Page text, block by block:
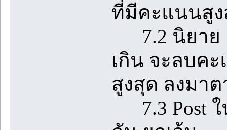
ที่มีคะแนนสู
7.2 นิยาย 1
เกิน จะลบค
สูงสุด ลงมา
7.3 Post ใ